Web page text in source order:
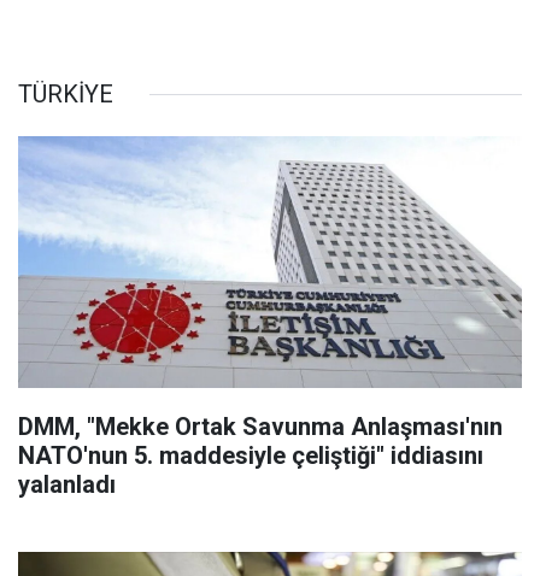
TÜRKİYE
DMM, "Mekke Ortak Savunma Anlaşması'nın
NATO'nun 5. maddesiyle çeliştiği" iddiasını
yalanladı